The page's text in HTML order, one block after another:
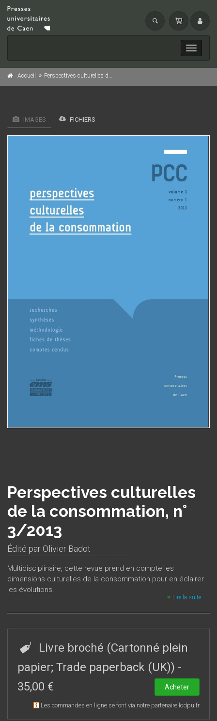
Toggle
Accueil Perspectives culturelles de la consommation, n° 3/2013
IMAGES FICHIERS
Perspectives culturelles
de la consommation, n°
3/2013
Édité par Olivier Badot
Multidisciplinaire, cette revue prend en compte les
dimensions culturelles de la consommation pour en éclairer
les évolutions.
Lire la suite
Livre broché (Cartonné plein
papier; Trade paperback (UK)) -
35,00 €
Acheter
Les commandes en ligne se font via notre partenaire lcdpu.fr